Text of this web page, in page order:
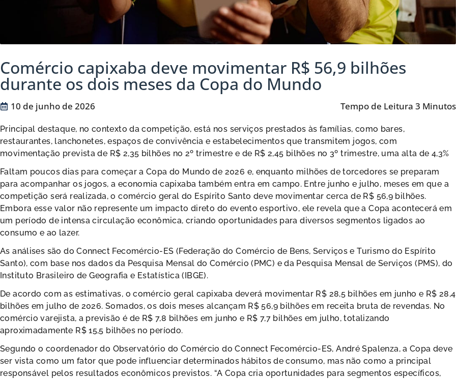
Comércio capixaba deve movimentar R$ 56,9 bilhões
durante os dois meses da Copa do Mundo
10 de junho de 2026
Principal destaque, no contexto da competição, está nos serviços prestados às famílias, como bares,
restaurantes, lanchonetes, espaços de convivência e estabelecimentos que transmitem jogos, com
movimentação prevista de R$ 2,35 bilhões no 2º trimestre e de R$ 2,45 bilhões no 3º trimestre, uma alta de 4,3%
Faltam poucos dias para começar a Copa do Mundo de 2026 e, enquanto milhões de torcedores se preparam
para acompanhar os jogos, a economia capixaba também entra em campo. Entre junho e julho, meses em que a
competição será realizada, o comércio geral do Espírito Santo deve movimentar cerca de R$ 56,9 bilhões.
Embora esse valor não represente um impacto direto do evento esportivo, ele revela que a Copa acontecerá em
um período de intensa circulação econômica, criando oportunidades para diversos segmentos ligados ao
consumo e ao lazer.
As análises são do Connect Fecomércio-ES (Federação do Comércio de Bens, Serviços e Turismo do Espírito
Santo), com base nos dados da Pesquisa Mensal do Comércio (PMC) e da Pesquisa Mensal de Serviços (PMS), do
Instituto Brasileiro de Geografia e Estatística (IBGE).
De acordo com as estimativas, o comércio geral capixaba deverá movimentar R$ 28,5 bilhões em junho e R$ 28,4
bilhões em julho de 2026. Somados, os dois meses alcançam R$ 56,9 bilhões em receita bruta de revendas. No
comércio varejista, a previsão é de R$ 7,8 bilhões em junho e R$ 7,7 bilhões em julho, totalizando
aproximadamente R$ 15,5 bilhões no período.
Segundo o coordenador do Observatório do Comércio do Connect Fecomércio-ES, André Spalenza, a Copa deve
ser vista como um fator que pode influenciar determinados hábitos de consumo, mas não como a principal
responsável pelos resultados econômicos previstos. “A Copa cria oportunidades para segmentos específicos,